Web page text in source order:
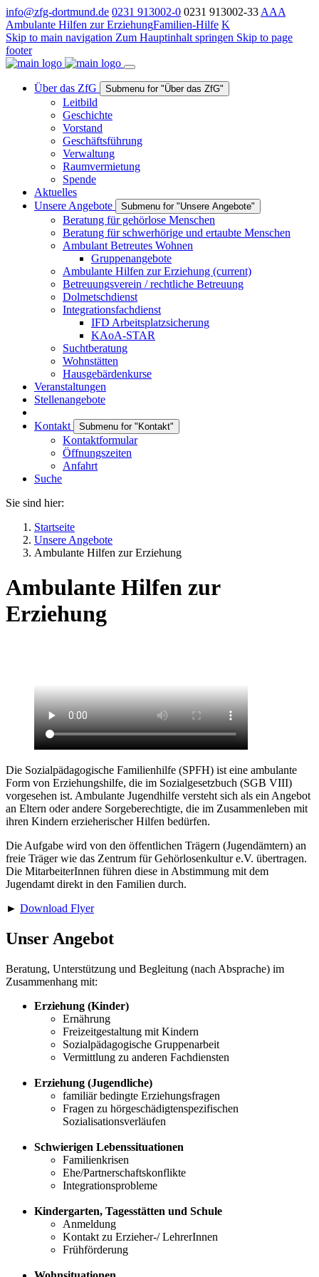
info@zfg-dortmund.de 0231 913002-0 0231 913002-33 AAA
Ambulante Hilfen zur ErziehungFamilien-Hilfe K
Skip to main navigation Zum Hauptinhalt springen Skip to page
footer
Über das ZfG Submenu for "Über das ZfG"
Leitbild
Geschichte
Vorstand
Geschäftsführung
Verwaltung
Raumvermietung
Spende
Aktuelles
Unsere Angebote
Submenu for "Unsere Angebote"
Beratung für gehörlose Menschen
Beratung für schwerhörige und ertaubte Menschen
Ambulant Betreutes Wohnen
Gruppenangebote
Ambulante Hilfen zur Erziehung (current)
Betreuungsverein / rechtliche Betreuung
Dolmetschdienst
Integrationsfachdienst
IFD Arbeitsplatzsicherung
KAoA-STAR
Suchtberatung
Wohnstätten
Hausgebärdenkurse
Veranstaltungen
Stellenangebote
Kontakt Submenu for "Kontakt"
Kontaktformular
Öffnungszeiten
Anfahrt
Suche
Sie sind hier:
Startseite
Unsere Angebote
Ambulante Hilfen zur Erziehung
Ambulante Hilfen zur
Erziehung
Die Sozialpädagogische Familienhilfe (SPFH) ist eine ambulante
Form von Erziehungshilfe, die im Sozialgesetzbuch (SGB VIII)
vorgesehen ist. Ambulante Jugendhilfe versteht sich als ein Angebot
an Eltern oder andere Sorgeberechtigte, die im Zusammenleben mit
ihren Kindern erzieherischer Hilfen bedürfen.
Die Aufgabe wird von den öffentlichen Trägern (Jugendämtern) an
freie Träger wie das Zentrum für Gehörlosenkultur e.V. übertragen.
Die MitarbeiterInnen führen diese in Abstimmung mit dem
Jugendamt direkt in den Familien durch.
► Download Flyer
Unser Angebot
Beratung, Unterstützung und Begleitung (nach Absprache) im
Zusammenhang mit:
Erziehung (Kinder)
Ernährung
Freizeitgestaltung mit Kindern
Sozialpädagogische Gruppenarbeit
Vermittlung zu anderen Fachdiensten
Erziehung (Jugendliche)
familiär bedingte Erziehungsfragen
Fragen zu hörgeschädigtenspezifischen
Sozialisationsverläufen
Schwierigen Lebenssituationen
Familienkrisen
Ehe/Partnerschaftskonflikte
Integrationsprobleme
Kindergarten, Tagesstätten und Schule
Anmeldung
Kontakt zu Erzieher-/ LehrerInnen
Frühförderung